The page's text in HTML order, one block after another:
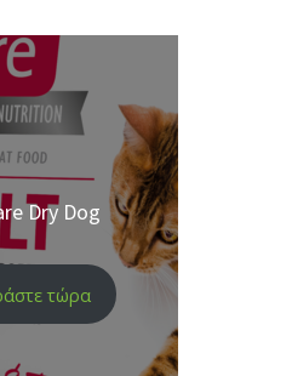
Dry Dog
τώρα